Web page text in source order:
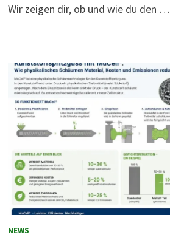
Wir zeigen dir, ob und wie du den …
NEWS